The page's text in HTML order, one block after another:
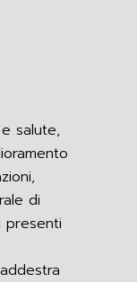
salute,
di
presenti